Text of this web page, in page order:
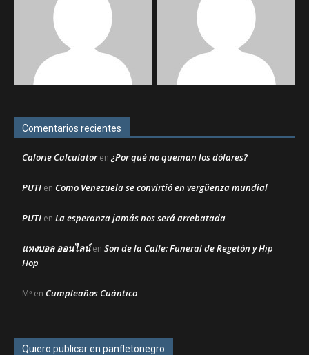
Comentarios recientes
Calorie Calculatoren¿Por qué no queman los dólares?
PUTI en Como Venezuela se convirtió en vergüenza mundial
PUTI en La esperanza jamás nos será arrebatada
แทงบอล ออนไลน์en Son de la Calle: Funeral de Regetón y Hip
Hop
Mª en Cumpleaños Cuántico
Quiero publicar en panfletonegro